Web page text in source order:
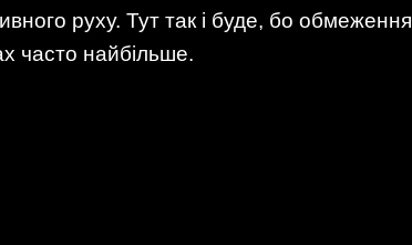
руху. Тут так і буде, бо обмеження
часто найбільше.